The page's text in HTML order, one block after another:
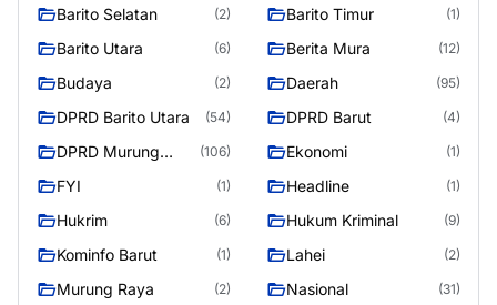
Barito Selatan (2) Barito Timur (1)
Barito Utara (6) Berita Mura (12)
Budaya (2) Daerah (95)
DPRD Barito Utara (54) DPRD Barut (4)
DPRD Murung
(106) Ekonomi (1)
FYI (1) Headline (1)
Hukrim (6) Hukum Kriminal (9)
Kominfo Barut (1) Lahei (2)
Murung Raya (2) Nasional (31)